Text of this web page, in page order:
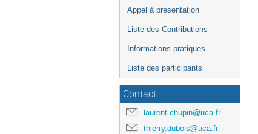
Appel à présentation
Liste des Contributions
Informations pratiques
Liste des participants
Contact
laurent.chupin@uca.fr
thierry.dubois@uca.fr